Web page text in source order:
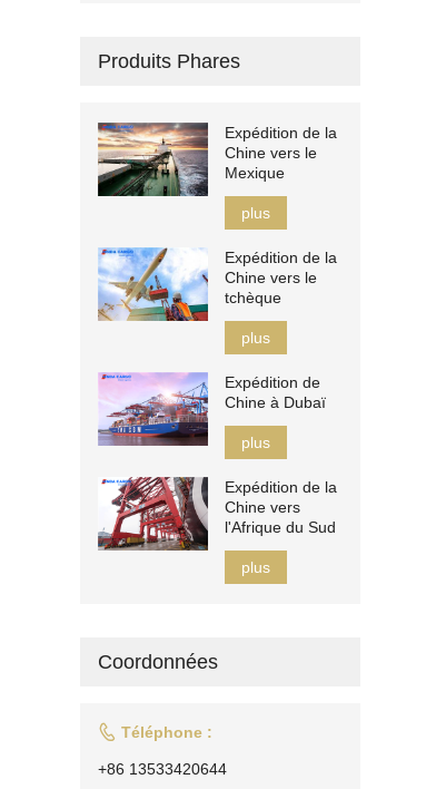
Produits Phares
Expédition de la
Chine vers le
Mexique
plus
Expédition de la
Chine vers le
tchèque
plus
Expédition de
Chine à Dubaï
plus
Expédition de la
Chine vers
l'Afrique du Sud
plus
Coordonnées
 Téléphone :
+86 13533420644